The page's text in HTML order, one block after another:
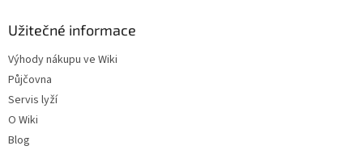
Užitečné informace
Výhody nákupu ve Wiki
Půjčovna
Servis lyží
O Wiki
Blog